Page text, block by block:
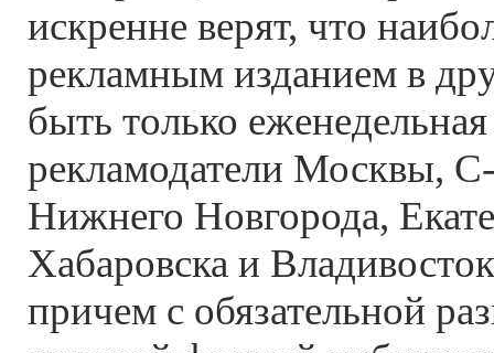
искренне верят, что
рекламным изданием в
быть только
рекламодатели Москвы,
Нижнего Новгорода,
Хабаровска и
причем с обязательной